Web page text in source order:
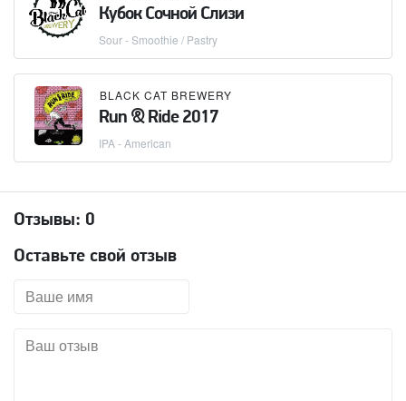
Кубок Сочной Слизи
Sour - Smoothie / Pastry
BLACK CAT BREWERY
Run & Ride 2017
IPA - American
Отзывы: 0
Оставьте свой отзыв